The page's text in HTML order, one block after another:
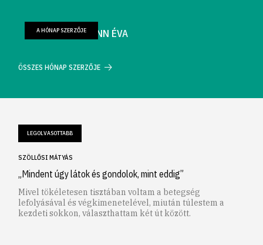
FARKAS WELLMANN ÉVA
A HÓNAP SZERZŐJE
ÖSSZES HÓNAP SZERZŐJE
LEGOLVASOTTABB
SZÖLLŐSI MÁTYÁS
„Mindent úgy látok és gondolok, mint eddig”
Mivel tökéletesen tisztában voltam a betegség
lefolyásával és végkimenetelével, miután túlestem a
kezdeti sokkon, választhattam két út között.